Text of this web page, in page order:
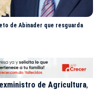
de Abinader que resguarda
exministro de Agricultura,